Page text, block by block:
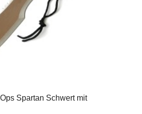
Spartan Schwert mit